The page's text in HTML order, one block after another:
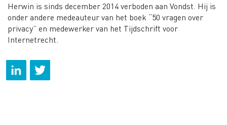
Herwin is sinds december 2014 verboden aan Vondst. Hij is
onder andere medeauteur van het boek “50 vragen over
privacy” en medewerker van het Tijdschrift voor
Internetrecht.